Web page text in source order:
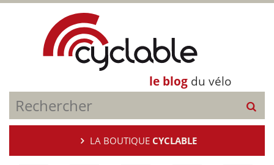
le blog du vélo
LA BOUTIQUE CYCLABLE